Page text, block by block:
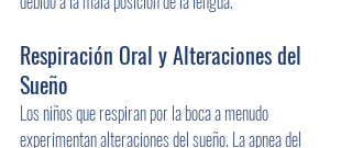
Respiración Oral y Alteraciones del
Sueño
Los niños que respiran por la boca a menudo
experimentan alteraciones del sueño. La apnea del